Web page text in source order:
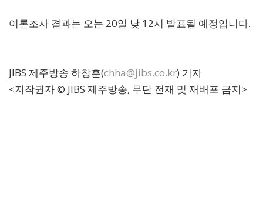
여론조사 결과는 오는 20일 낮 12시 발표될 예정입니다.
JIBS 제주방송 하창훈(chha@jibs.co.kr) 기자
<저작권자 © JIBS 제주방송, 무단 전재 및 재배포 금지>